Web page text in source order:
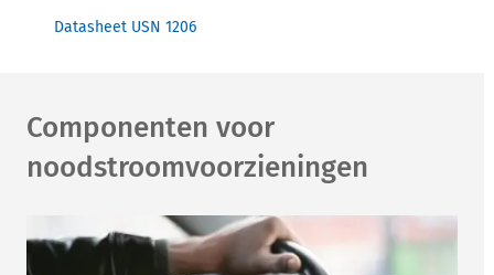
Datasheet USN 1206
Componenten voor
noodstroomvoorzieningen